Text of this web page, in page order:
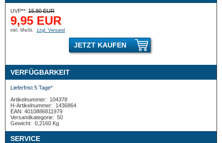
UVP**: 15,80 EUR
9,95 EUR
inkl. MwSt. zzgl. Versand
JETZT KAUFEN
VERFÜGBARKEIT
Lieferfrist 5 Tage*
Artikelnummer:
104378
H-Artikelnummer:
1436864
EAN: 4010886811979
Versandkategorie: 50
Gewicht: 0,2160 Kg
SERVICE